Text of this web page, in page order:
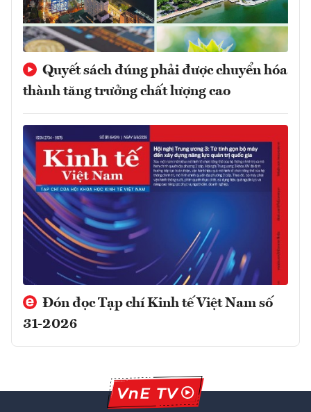
Quyết sách đúng phải được chuyển hóa
thành tăng trưởng chất lượng cao
Đón đọc Tạp chí Kinh tế Việt Nam số
31-2026